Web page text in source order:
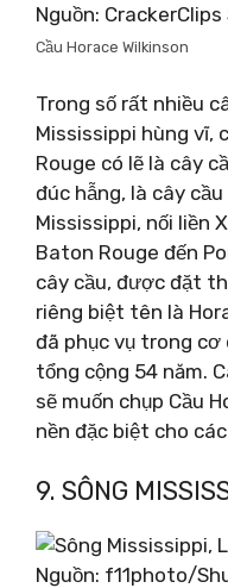
Nguồn:
Cầu Horace Wilkinson
Trong số rất nhiều
Mississippi hùng vĩ,
Rouge có lẽ là cây
đúc hẫng, là cây
Mississippi, nối liền
Baton Rouge đến
cây cầu, được đặt
riêng biệt tên là
đã phục vụ trong cơ
tổng cộng 54 năm.
sẽ muốn chụp Cầu
nền đặc biệt cho
9. SÔNG
Nguồn: f11photo/